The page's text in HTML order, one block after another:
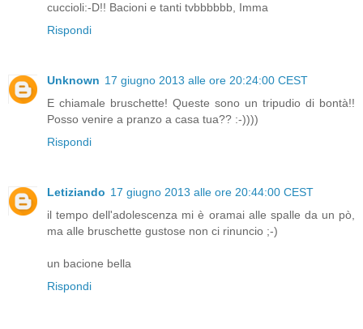
cuccioli:-D!! Bacioni e tanti tvbbbbbb, Imma
Rispondi
Unknown 17 giugno 2013 alle ore 20:24:00 CEST
E chiamale bruschette! Queste sono un tripudio di bontà!!
Posso venire a pranzo a casa tua?? :-))))
Rispondi
Letiziando 17 giugno 2013 alle ore 20:44:00 CEST
il tempo dell'adolescenza mi è oramai alle spalle da un pò,
ma alle bruschette gustose non ci rinuncio ;-)
un bacione bella
Rispondi